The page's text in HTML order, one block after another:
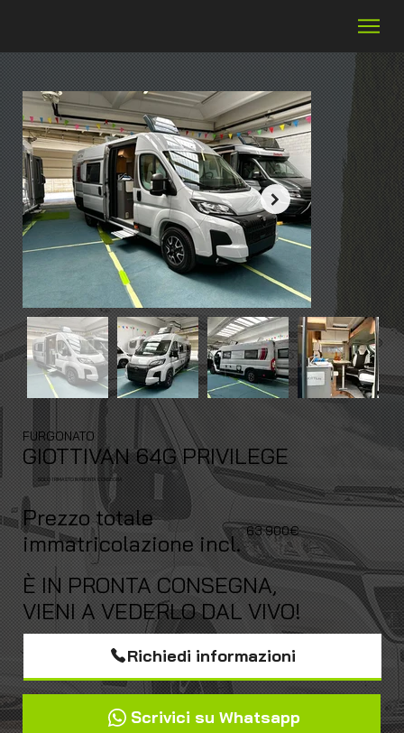
FURGONATO
GIOTTIVAN 64G PRIVILEGE
SOLO 1 RIMASTO IN PRONTA CONSEGNA
Prezzo totale
immatricolazione incl. 63.900€
È IN PRONTA CONSEGNA,
VIENI A VEDERLO DAL VIVO!
Richiedi informazioni
Scrivici su Whatsapp